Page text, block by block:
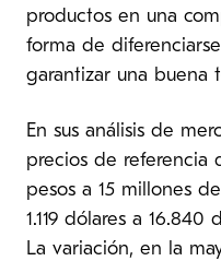
productos en una
forma de
garantizar una buena
En sus análisis de
precios de referencia
pesos a 15 millones
1.119 dólares a
La variación, en la